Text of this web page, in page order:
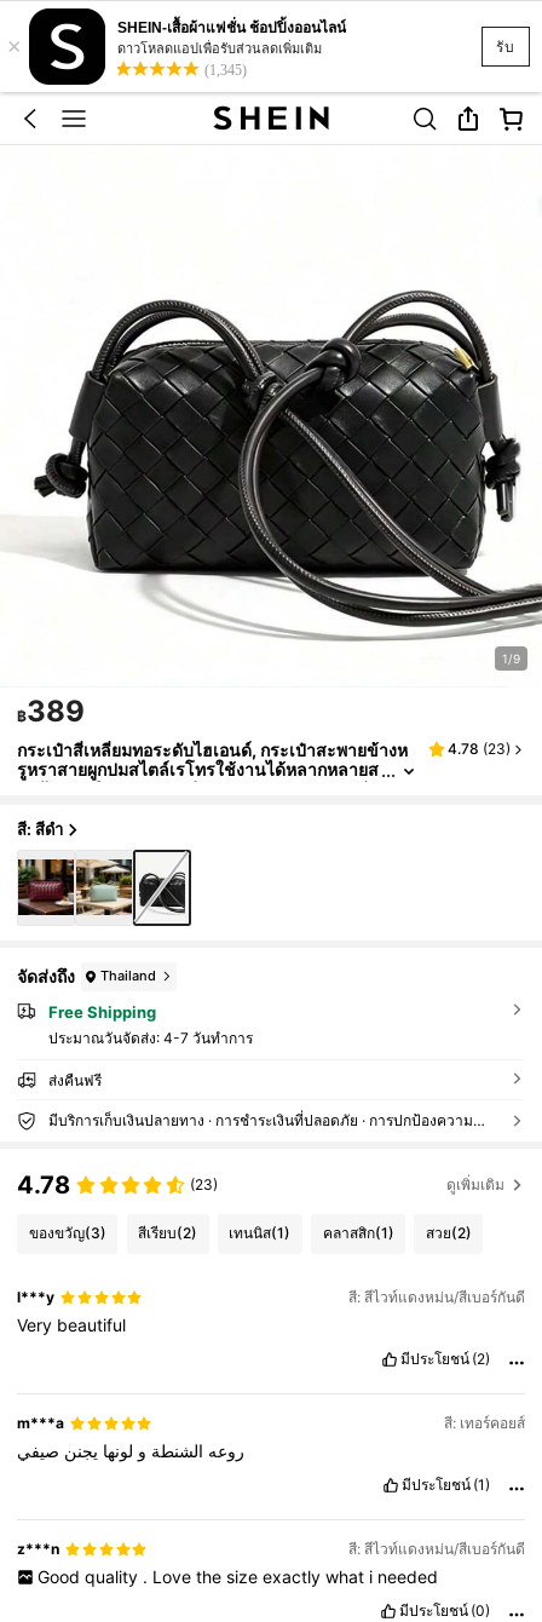
รับ
×
SHEIN-เสื้อผ้าแฟชั่น ช้อปปิ้งออนไลน์
ดาวโหลดแอปเพื่อรับส่วนลดเพิ่มเติม
(1,345)
1/9
฿389
กระเป๋าสี่เหลี่ยมทอระดับไฮเอนด์, กระเป๋าสะพายข้างห
รูหราสายผูกปมสไตล์เรโทรใช้งานได้หลากหลายส
ำหรับการเดินทาง, กระเป๋าหมอนทอสุดหรู, กระเป๋
ระเป๋าสะพายข้างลำลองดีไซน์หลากหลาย
4.78 (23)
สี: สีดำ
จัดส่งถึง Thailand
Free Shipping
ประมาณวันจัดส่ง: 4-7 วันทำการ
ส่งคืนฟรี
มีบริการเก็บเงินปลายทาง · การชำระเงินที่ปลอดภัย · การปกป้องความเป็นส่วนตัว
4.78 (23) ดูเพิ่มเติม
ของขวัญ(3) สีเรียบ(2) เทนนิส(1) คลาสสิก(1) สวย(2)
l***y สี: สีไวท์แดงหม่น/สีเบอร์กันดี
Very beautiful
มีประโยชน์ (2)
m***a สี: เทอร์คอยส์
روعه الشنطة و لونها يجنن صيفي
มีประโยชน์ (1)
z***n สี: สีไวท์แดงหม่น/สีเบอร์กันดี
Good quality . Love the size exactly what i needed
มีประโยชน์ (0)